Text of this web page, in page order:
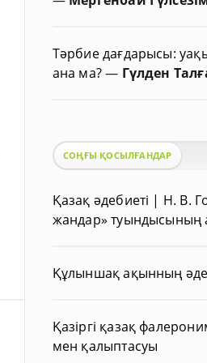
Тәрбие дағдарысы:
ана ма?— Гүлден
СОҢҒЫ ҚОСЫЛҒАНДАР
Қазақ әдебиеті | Н. В.
жандар» туындысының
Құлыншақ ақынның
Қазіргі қазақ
мен қалыптасуы